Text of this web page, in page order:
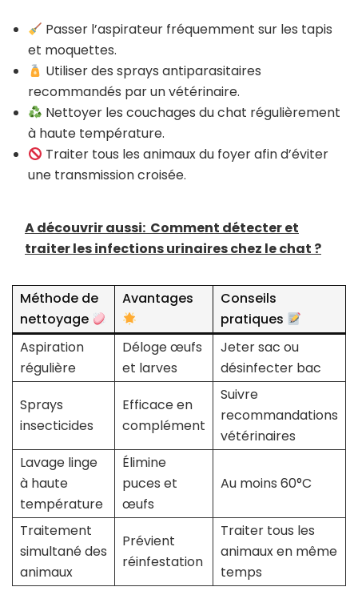
Passer l’aspirateur fréquemment sur les tapis
et moquettes.
Utiliser des sprays antiparasitaires
recommandés par un vétérinaire.
Nettoyer les couchages du chat régulièrement
à haute température.
Traiter tous les animaux du foyer afin d’éviter
une transmission croisée.
A découvrir aussi: Comment détecter et
traiter les infections urinaires chez le chat ?
Méthode de
nettoyage
Avantages
Conseils
pratiques
Aspiration
régulière
Déloge œufs
et larves
Jeter sac ou
désinfecter bac
Sprays
insecticides
Efficace en
complément
Suivre
recommandations
vétérinaires
Lavage linge
à haute
température
Élimine
puces et
œufs
Au moins 60°C
Traitement
simultané des
animaux
Prévient
réinfestation
Traiter tous les
animaux en même
temps